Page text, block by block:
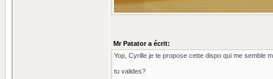
Mr Patator a écrit:
Yop, Cyrille je te propose cette dispo qui me semble
tu valides?